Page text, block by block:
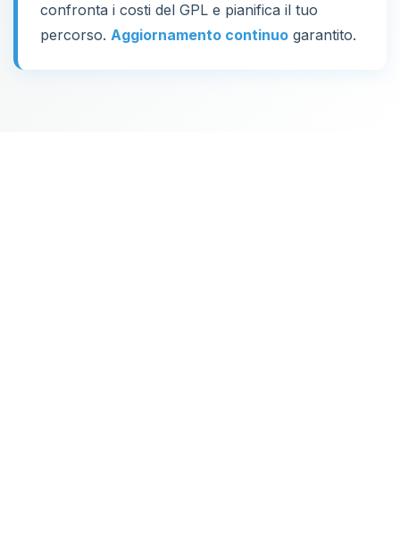
confronta i costi del GPL e pianifica il tuo
percorso. Aggiornamento continuo garantito.